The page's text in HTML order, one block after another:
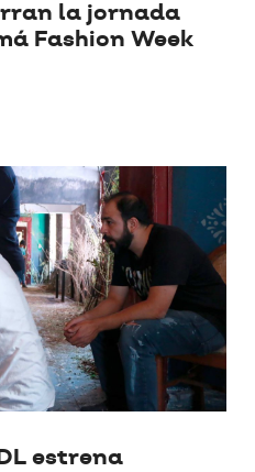
la jornada
Fashion Week
estrena